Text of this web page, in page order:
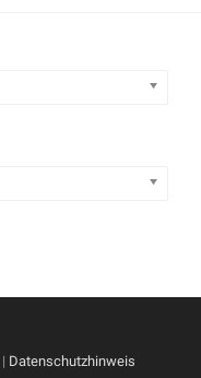
| Datenschutzhinweis